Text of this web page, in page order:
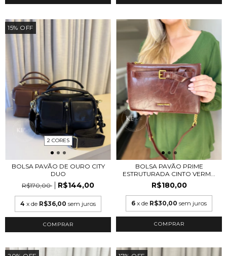
15% OFF
2 CORES
BOLSA PAVÃO DE OURO CITY
DUO
R$170,00
R$144,00
4 x de R$36,00 sem juros
COMPRAR
BOLSA PAVÃO PRIME
ESTRUTURADA CINTO VERM...
R$180,00
6 x de R$30,00 sem juros